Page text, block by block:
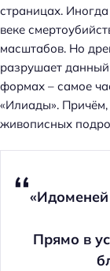
страницах.
веке
масштабов. Но
разрушает
формах – самое
«Илиады».
живописных
Прямо в